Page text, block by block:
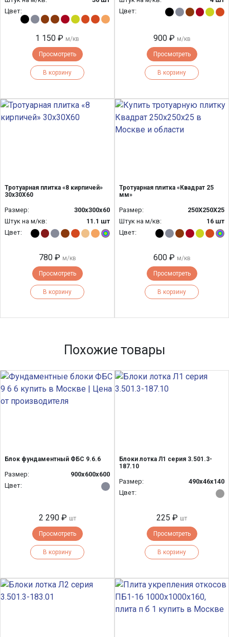
Цвет:
1 150 ₽ м/кв
Просмотреть
В корзину
Цвет:
900 ₽ м/кв
Просмотреть
В корзину
Тротуарная плитка «8 кирпичей»
30х30Х60
Размер:
300x300x60
Штук на м/кв:
11.1 шт
Цвет:
780 ₽ м/кв
Просмотреть
В корзину
Тротуарная плитка «Квадрат 25
мм»
Размер:
250Х250Х25
Штук на м/кв:
16 шт
Цвет:
600 ₽ м/кв
Просмотреть
В корзину
Похожие товары
Блок фундаментный ФБС 9.6.6
Размер:
900x600x600
Цвет:
2 290 ₽ шт
Просмотреть
В корзину
Блоки лотка Л1 серия 3.501.3-
187.10
Размер:
490х46х140
Цвет:
225 ₽ шт
Просмотреть
В корзину